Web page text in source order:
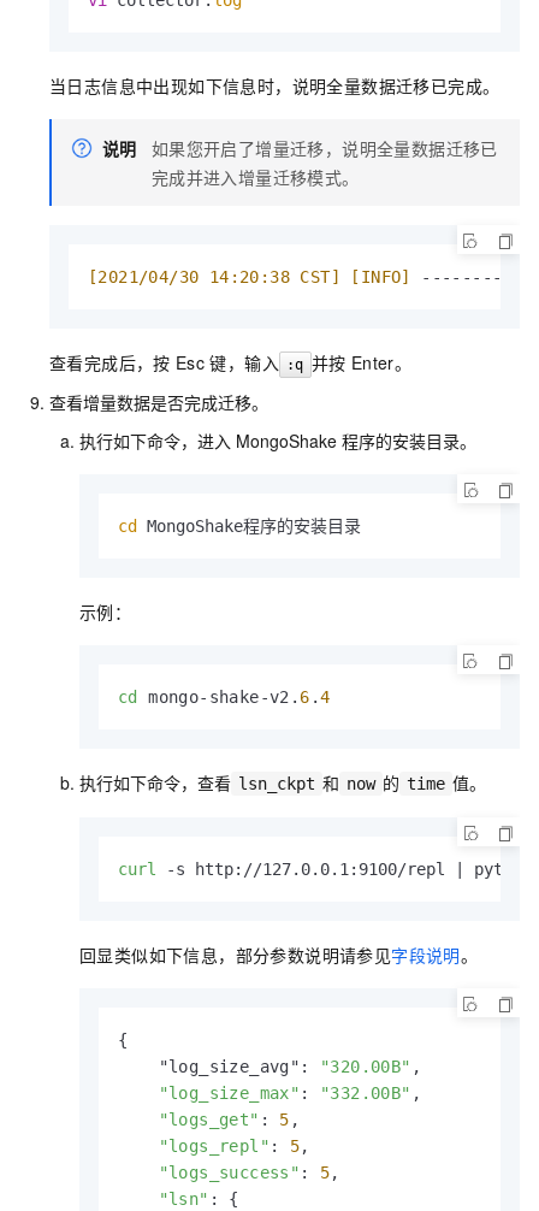
当日志信息中出现如下信息时，说明全量数据迁移已完成。
说明
如果您开启了增量迁移，说明全量数据迁移已
完成并进入增量迁移模式。
[2021/04/30 14:20:38 CST] [INFO]
查看完成后，按 Esc 键，输入 :q 并按 Enter。
查看增量数据是否完成迁移。
执行如下命令，进入 MongoShake 程序的安装目录。
cd MongoShake程序的安装目录
示例：
cd mongo-shake-v2. 6 .4
执行如下命令，查看 lsn_ckpt 和 now 的 time 值。
curl -s http://127.0.0.1:9100/repl | python
回显类似如下信息，部分参数说明请参见字段说明。
{
    "log_size_avg":
"320.00B" ,
"log_size_max" : "332.00B" ,
"logs_get" : 5 ,
"logs_repl" : 5,
"logs_success" : 5,
"lsn" : {